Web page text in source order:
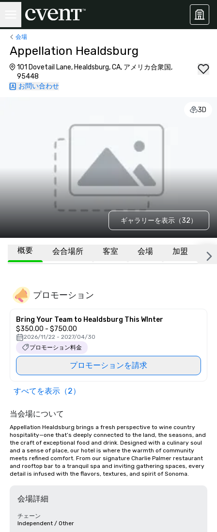
会場
Appellation Healdsburg
101 Dovetail Lane, Healdsburg, CA, アメリカ合衆国,
95448
お問い合わせ
3D
ギャラリーを表示（32）
概要 会合場所 客室 会場 加盟 そ
プロモーション
Bring Your Team to Healdsburg This WInter
$350.00 - $750.00
2026/11/22 - 2027/04/30
プロモーション料金
プロモーションを請求
すべてを表示（2）
当会場について
Appellation Healdsburg brings a fresh perspective to wine country
hospitality—one that’s deeply connected to the land, the seasons, and
the craft of exceptional food and drink. Designed with a culinary soul
and a sense of place, our hotel is where the warmth of community
meets refined comfort. From our signature Charlie Palmer restaurant
and rooftop bar to a tranquil spa and inviting gathering spaces, every
detail is infused with the flavors, textures, and spirit of Sonoma.
会場詳細
チェーン
Independent / Other